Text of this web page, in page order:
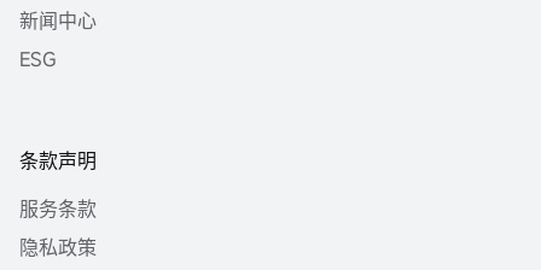
新闻中心
ESG
条款声明
服务条款
隐私政策